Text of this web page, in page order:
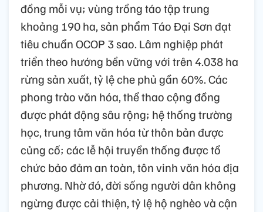
đồng mỗi vụ; vùng trồng táo tập trung
khoảng 190 ha, sản phẩm Táo Đại Sơn đạt
tiêu chuẩn OCOP 3 sao. Lâm nghiệp phát
triển theo hướng bền vững với trên 4.038 ha
rừng sản xuất, tỷ lệ che phủ gần 60%. Các
phong trào văn hóa, thể thao cộng đồng
được phát động sâu rộng; hệ thống trường
học, trung tâm văn hóa từ thôn bản được
củng cố; các lễ hội truyền thống được tổ
chức bảo đảm an toàn, tôn vinh văn hóa địa
phương. Nhờ đó, đời sống người dân không
ngừng được cải thiện, tỷ lệ hộ nghèo và cận